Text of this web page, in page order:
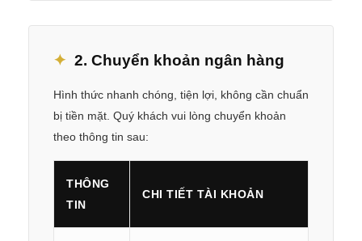
2. Chuyển khoản ngân hàng
Hình thức nhanh chóng, tiện lợi, không cần chuẩn
bị tiền mặt. Quý khách vui lòng chuyển khoản
theo thông tin sau:
THÔNG
TIN
CHI TIẾT TÀI KHOẢN